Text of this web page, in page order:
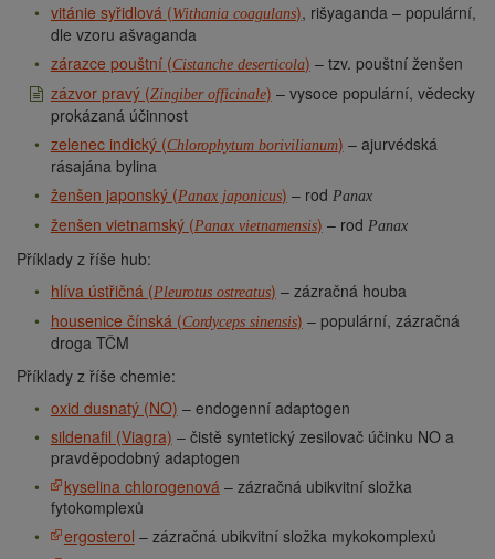
vitánie syřidlová (Withania coagulans), rišyaganda – populární,
dle vzoru ašvaganda
zárazce pouštní (Cistanche deserticola) – tzv. pouštní ženšen
zázvor pravý (Zingiber officinale) – vysoce populární, vědecky
prokázaná účinnost
zelenec indický (Chlorophytum borivilianum) – ajurvédská
rásajána bylina
ženšen japonský (Panax japonicus) – rod Panax
ženšen vietnamský (Panax vietnamensis) – rod Panax
Příklady z říše hub:
hlíva ústřičná (Pleurotus ostreatus) – zázračná houba
housenice čínská (Cordyceps sinensis) – populární, zázračná
droga TČM
Příklady z říše chemie:
oxid dusnatý (NO) – endogenní adaptogen
sildenafil (Viagra) – čistě syntetický zesilovač účinku NO a
pravděpodobný adaptogen
kyselina chlorogenová– zázračná ubikvitní složka
fytokomplexů
ergosterol – zázračná ubikvitní složka mykokomplexů